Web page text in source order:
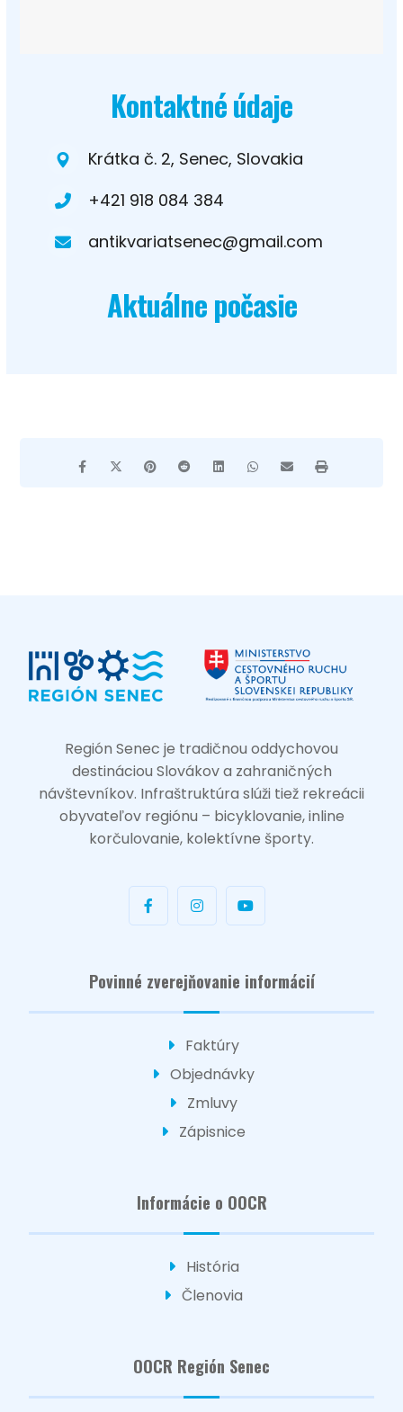
Kontaktné údaje
Krátka č. 2, Senec, Slovakia
+421 918 084 384
antikvariatsenec@gmail.com
Aktuálne počasie
Región Senec je tradičnou oddychovou
destináciou Slovákov a zahraničných
návštevníkov. Infraštruktúra slúži tiež rekreácii
obyvateľov regiónu – bicyklovanie, inline
korčulovanie, kolektívne športy.
Povinné zverejňovanie informácií
Faktúry
Objednávky
Zmluvy
Zápisnice
Informácie o OOCR
História
Členovia
OOCR Región Senec